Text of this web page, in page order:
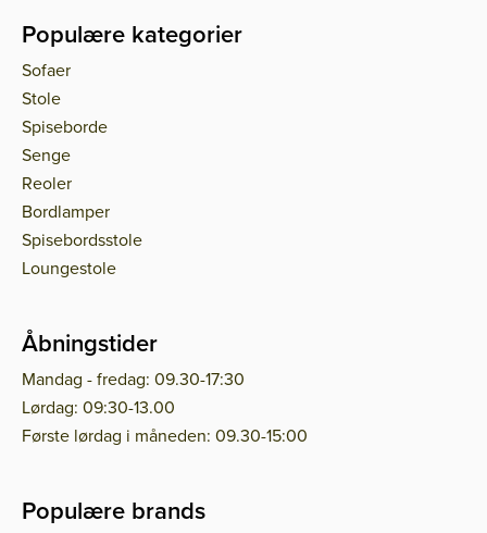
Populære kategorier
Sofaer
Stole
Spiseborde
Senge
Reoler
Bordlamper
Spisebordsstole
Loungestole
Åbningstider
Mandag - fredag: 09.30-17:30
Lørdag: 09:30-13.00
Første lørdag i måneden: 09.30-15:00
Populære brands